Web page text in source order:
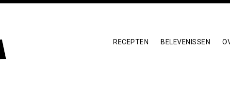
RECEPTEN BELEVENISSEN